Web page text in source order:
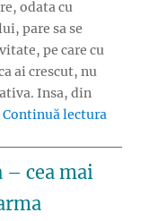
odata cu
pare sa se
pe care cu
ai crescut, nu
Insa, din
Continuă lectura
cea mai